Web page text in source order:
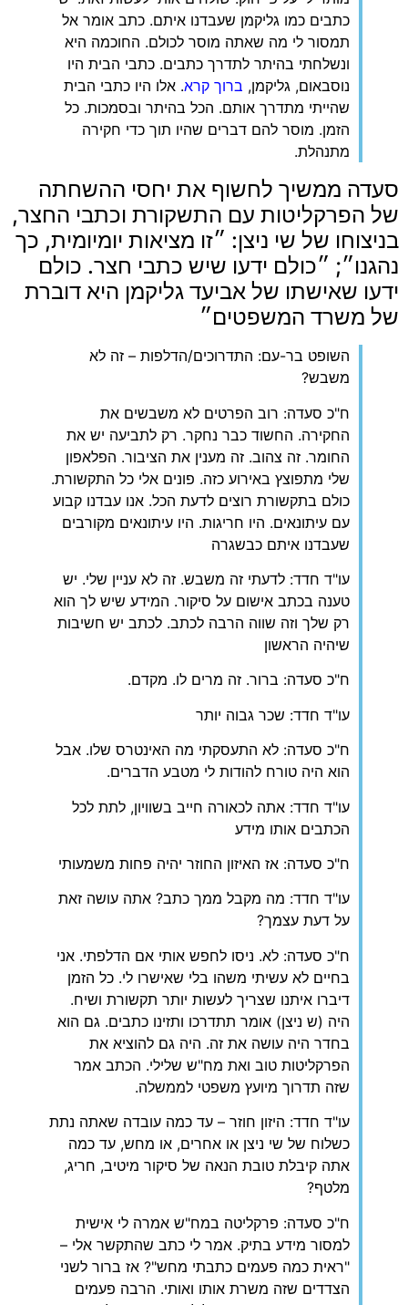
כתבים כמו גליקמן שעבדנו איתם. כתב אומר אל
תמסור לי מה שאתה מוסר לכולם. החוכמה היא
ונשלחתי בהיתר לתדרך כתבים. כתבי הבית היו
נוסבאום, גליקמן, ברוך קרא. אלו היו כתבי הבית
שהייתי מתדרך אותם. הכל בהיתר ובסמכות. כל
הזמן. מוסר להם דברים שהיו תוך כדי חקירה
מתנהלת.
‏סעדה ממשיך לחשוף את יחסי ההשחתה
של הפרקליטות עם התשקורת וכתבי החצר,
בניצוחו של שי ניצן: ״זו מציאות יומיומית, כך
נהגנו״; ״כולם ידעו שיש כתבי חצר. כולם
ידעו שאישתו של אביעד גליקמן היא דוברת
של משרד המשפטים״
‏השופט בר-עם: התדרוכים/הדלפות – זה לא
משבש?
‏ח"כ סעדה: רוב הפרטים לא משבשים את
החקירה. החשוד כבר נחקר. רק לתביעה יש את
החומר. זה צהוב. זה מענין את הציבור. הפלאפון
שלי מתפוצץ באירוע כזה. פונים אלי כל התקשורת.
כולם בתקשורת רוצים לדעת הכל. אנו עבדנו קבוע
עם עיתונאים. היו חריגות. היו עיתונאים מקורבים
שעבדנו איתם כבשגרה
‏עו"ד חדד: לדעתי זה משבש. זה לא עניין שלי. יש
טענה בכתב אישום על סיקור. המידע שיש לך הוא
רק שלך וזה שווה הרבה לכתב. לכתב יש חשיבות
שיהיה הראשון
‏ח"כ סעדה: ברור. זה מרים לו. מקדם.
‏עו"ד חדד: שכר גבוה יותר
‏ח"כ סעדה: לא התעסקתי מה האינטרס שלו. אבל
הוא היה טורח להודות לי מטבע הדברים.
‏עו"ד חדד: אתה לכאורה חייב בשוויון, לתת לכל
הכתבים אותו מידע
‏ח"כ סעדה: אז האיזון החוזר יהיה פחות משמעותי
‏עו"ד חדד: מה מקבל ממך כתב? אתה עושה זאת
על דעת עצמך?
‏ח"כ סעדה: לא. ניסו לחפש אותי אם הדלפתי. אני
בחיים לא עשיתי משהו בלי שאישרו לי. כל הזמן
דיברו איתנו שצריך לעשות יותר תקשורת ושיח.
היה (ש ניצן) אומר תתדרכו ותזינו כתבים. גם הוא
בחדר היה עושה את זה. היה גם להוציא את
הפרקליטות טוב ואת מח"ש שלילי. הכתב אמר
שזה תדרוך מיועץ משפטי לממשלה.
‏עו"ד חדד: היזון חוזר – עד כמה עובדה שאתה נתת
כשלוח של שי ניצן או אחרים, או מחש, עד כמה
אתה קיבלת טובת הנאה של סיקור מיטיב, חריג,
מלטף?
‏ח"כ סעדה: פרקליטה במח"ש אמרה לי אישית
למסור מידע בתיק. אמר לי כתב שהתקשר אלי –
"ראית כמה פעמים כתבתי מחש"? אז ברור לשני
הצדדים שזה משרת אותו ואותי. הרבה פעמים